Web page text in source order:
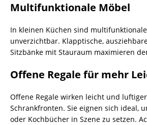
Multifunktionale Möbel
In kleinen Küchen sind
unverzichtbar. Klapptische,
Sitzbänke mit Stauraum maximieren
Offene Regale für mehr
Offene Regale wirken leicht und
Schrankfronten. Sie eignen sich ideal,
oder Kochbücher in Szene zu setzen.